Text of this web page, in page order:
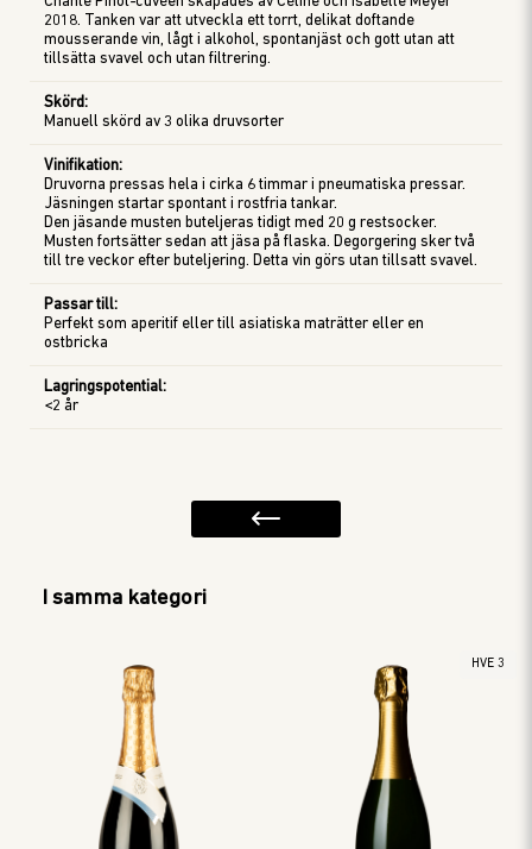
2018. Tanken var att utveckla ett torrt, delikat doftande
mousserande vin, lågt i alkohol, spontanjäst och gott utan att
tillsätta svavel och utan filtrering.
Skörd:
Manuell skörd av 3 olika druvsorter
Vinifikation:
Druvorna pressas hela i cirka 6 timmar i pneumatiska pressar.
Jäsningen startar spontant i rostfria tankar.
Den jäsande musten buteljeras tidigt med 20 g restsocker.
Musten fortsätter sedan att jäsa på flaska. Degorgering sker två
Passar till:
Perfekt som aperitif eller till asiatiska maträtter eller en
ostbricka
Lagringspotential:
<2 år
I samma kategori
HVE 3